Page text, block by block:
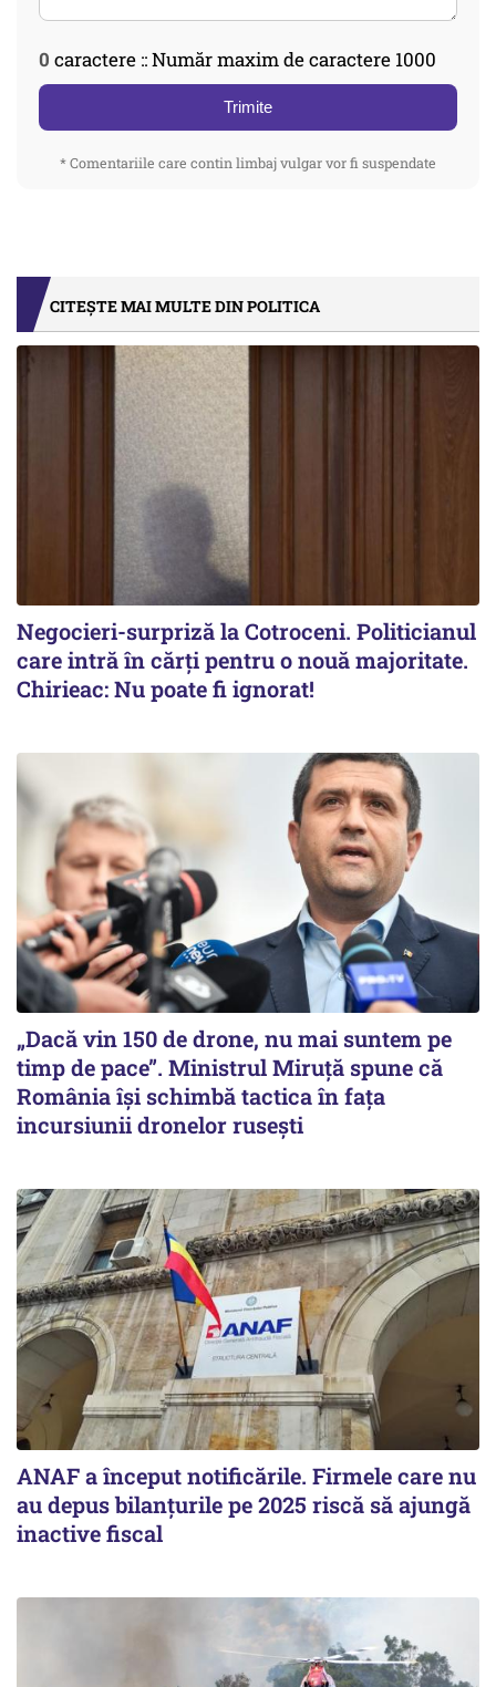
0 caractere :: Număr maxim de caractere 1000
Trimite
* Comentariile care contin limbaj vulgar vor fi suspendate
CITEȘTE MAI MULTE DIN POLITICA
Negocieri-surpriză la Cotroceni. Politicianul
care intră în cărți pentru o nouă majoritate.
Chirieac: Nu poate fi ignorat!
„Dacă vin 150 de drone, nu mai suntem pe
timp de pace”. Ministrul Miruţă spune că
România își schimbă tactica în fața
incursiunii dronelor rusești
ANAF a început notificările. Firmele care nu
au depus bilanțurile pe 2025 riscă să ajungă
inactive fiscal